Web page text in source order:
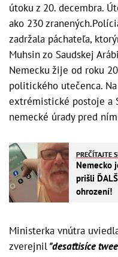
útoku z 20. decembra.
ako 230
zadržala páchateľa,
Muhsin zo Saudskej
Nemecku žije od roku
politického utečenca.
extrémistické postoje a
nemecké úrady pred
PREČÍTAJTE
Nemecko
prišli
ohrození!
Ministerka vnútra
zverejnil"desaťtisíce